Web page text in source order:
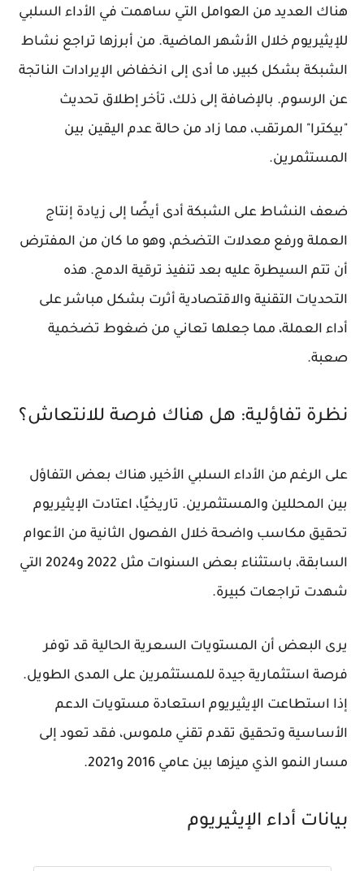
هناك العديد من العوامل التي ساهمت في الأداء السلبي
للإيثيريوم خلال الأشهر الماضية. من أبرزها تراجع نشاط
الشبكة بشكل كبير، ما أدى إلى انخفاض الإيرادات الناتجة
عن الرسوم. بالإضافة إلى ذلك، تأخر إطلاق تحديث
"بيكترا" المرتقب، مما زاد من حالة عدم اليقين بين
المستثمرين.
ضعف النشاط على الشبكة أدى أيضًا إلى زيادة إنتاج
العملة ورفع معدلات التضخم، وهو ما كان من المفترض
أن تتم السيطرة عليه بعد تنفيذ ترقية الدمج. هذه
التحديات التقنية والاقتصادية أثرت بشكل مباشر على
أداء العملة، مما جعلها تعاني من ضغوط تضخمية
صعبة.
نظرة تفاؤلية: هل هناك فرصة للانتعاش؟
على الرغم من الأداء السلبي الأخير، هناك بعض التفاؤل
بين المحللين والمستثمرين. تاريخيًا، اعتادت الإيثيريوم
تحقيق مكاسب واضحة خلال الفصول الثانية من الأعوام
السابقة، باستثناء بعض السنوات مثل 2022 و2024 التي
شهدت تراجعات كبيرة.
يرى البعض أن المستويات السعرية الحالية قد توفر
فرصة استثمارية جيدة للمستثمرين على المدى الطويل.
إذا استطاعت الإيثيريوم استعادة مستويات الدعم
الأساسية وتحقيق تقدم تقني ملموس، فقد تعود إلى
مسار النمو الذي ميزها بين عامي 2016 و2021.
بيانات أداء الإيثيريوم